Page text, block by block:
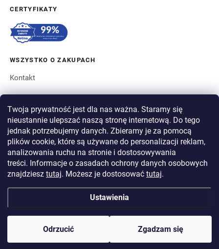
Twoja prywatność jest dla nas ważna. Staramy się
nieustannie ulepszać naszą stronę internetową. Do tego
jednak potrzebujemy danych. Zbieramy je za pomocą
plików cookie, które są używane do personalizacji reklam,
analizowania ruchu na stronie i dostosowywania
treści. Informacje o zasadach ochrony danych osobowych
znajdziesz tutaj. Możesz je dostosować tutaj.
Ustawienia
Odrzucić Zgadzam się
CERTYFIKATY
WSZYSTKO O ZAKUPACH
Kontakt
O BERGAM
PŁATNOŚĆ
WYSYŁKA
Opracował Shoptet
plików cookie